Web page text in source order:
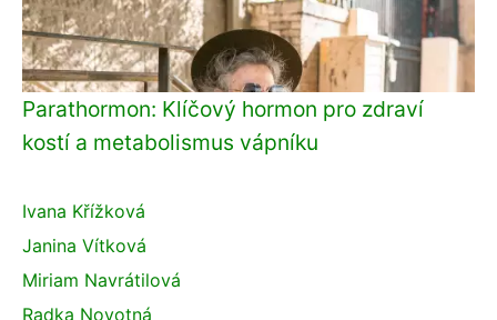
Parathormon: Klíčový hormon pro zdraví
kostí a metabolismus vápníku
Ivana Křížková
Janina Vítková
Miriam Navrátilová
Radka Novotná